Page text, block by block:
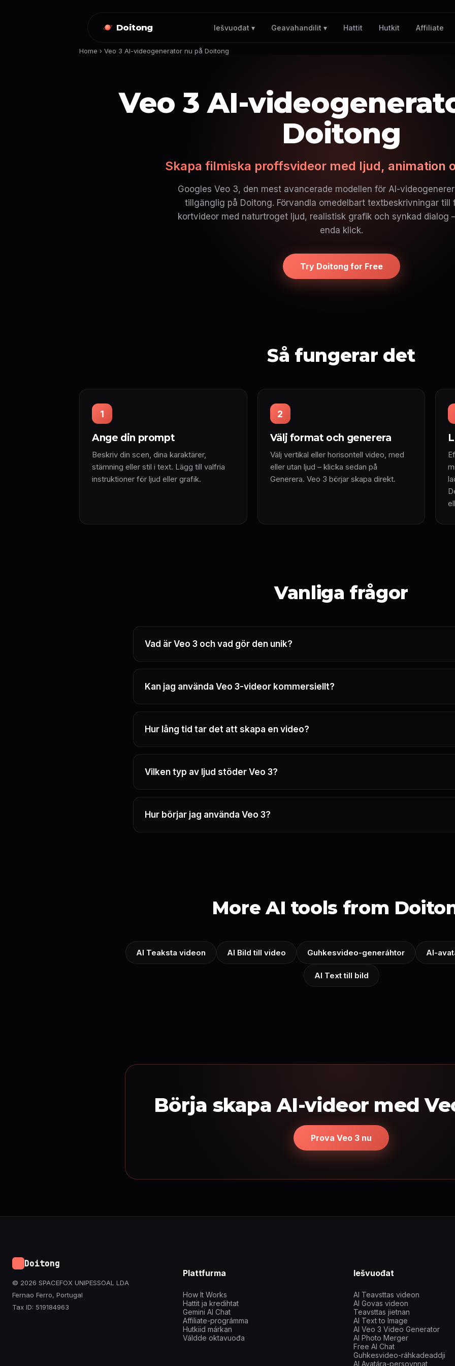
Doitong Iešvuođat ▾ Geavahandilit ▾ Hattit Hutkit Affiliate
Home › Veo 3 AI-videogenerator nu på Doitong
Veo 3 AI-
Doitong
Skapa filmiska proffsvideor med ljud, animation
Googles Veo 3, den mest avancerade modellen för AI-
tillgänglig på Doitong. Förvandla omedelbart textbeskrivningar till
kortvideor med naturtroget ljud, realistisk grafik och synkad dialog
enda klick.
Try Doitong for Free
Så fungerar det
1
Ange din prompt
Beskriv din scen, dina karaktärer,
stämning eller stil i text. Lägg till valfria
instruktioner för ljud eller grafik.
2
Välj format och generera
Välj vertikal eller horisontell video, med
eller utan ljud – klicka sedan på
Generera. Veo 3 börjar skapa direkt.
Vanliga frågor
Vad är Veo 3 och vad gör den unik?
Kan jag använda Veo 3-videor kommersiellt?
Hur lång tid tar det att skapa en video?
Vilken typ av ljud stöder Veo 3?
Hur börjar jag använda Veo 3?
More AI tools from
AI Teaksta videon AI Bild till video Guhkesvideo-generáhtor AI-
AI Text till bild
Börja skapa AI-videor med
Prova Veo 3 nu
Doitong
© 2026 SPACEFOX UNIPESSOAL LDA
Fernao Ferro, Portugal
Tax ID: 519184963
Plattfurma
How It Works
Hattit ja kredihtat
Gemini AI Chat
Affiliate-prográmma
Hutkiid márkan
Váldde oktavuođa
Iešvuođat
AI Teavsttas videon
AI Govas videon
Teavsttas jietnan
AI Text to Image
AI Veo 3 Video Generator
AI Photo Merger
Free AI Chat
Guhkesvideo-ráhkadeaddji
AI Avatára-persovnnat